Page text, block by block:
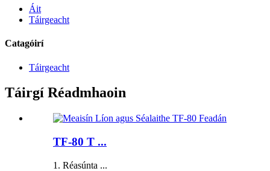
Áit
Táirgeacht
Catagóirí
Táirgeacht
Táirgí Réadmhaoin
TF-80 T ...
1. Réasúnta ...